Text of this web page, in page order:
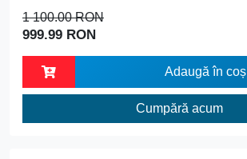
1 100.00 RON
999.99 RON
Adaugă în coș
Cumpără acum